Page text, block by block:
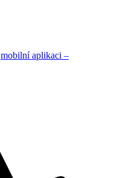
mobilní aplikaci –